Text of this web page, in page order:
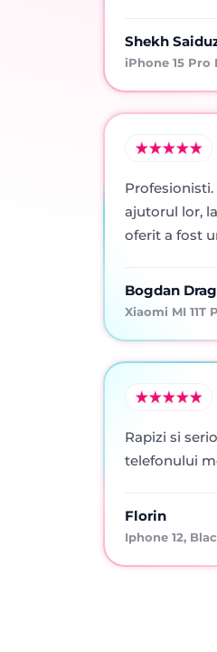
Shekh
iPhone 15 Pro
ajutorul lor,
oferit a fost
Bogdan
Xiaomi MI 11T
Rapizi si
telefonului
Florin
Iphone 12,